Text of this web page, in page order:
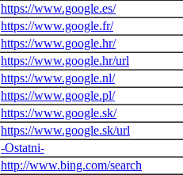
https://www.google.es/
https://www.google.fr/
https://www.google.hr/
https://www.google.hr/url
https://www.google.nl/
https://www.google.pl/
https://www.google.sk/
https://www.google.sk/url
-Ostatni-
http://www.bing.com/search